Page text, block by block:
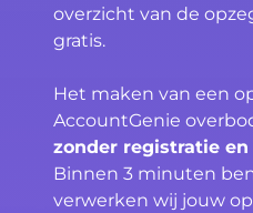
overzicht van de
gratis.
Het maken van een
AccountGenie
zonder registratie
Binnen 3 minuten
verwerken wij jouw